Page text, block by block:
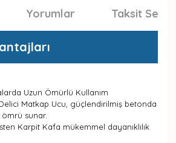
Yorumlar Taksit
Uzun Ömürlü Kullanım
Delici Matkap Ucu, güçlendirilmiş betonda
sunar.
Karpit Kafa mükemmel dayanıklılık